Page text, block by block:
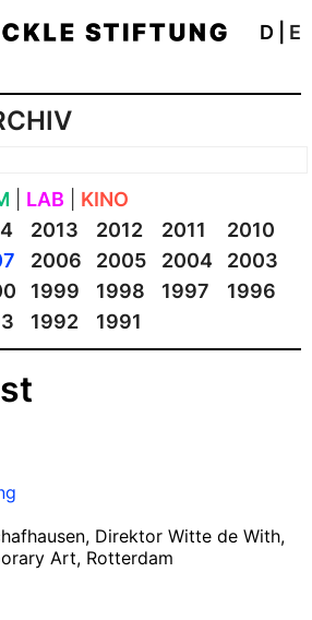
D E
LAB
KINO
2013 2012 2011
2010
2006 2005 2004
2003
1999 1998 1997
1996
1992 1991
Direktor Witte de With,
Art, Rotterdam